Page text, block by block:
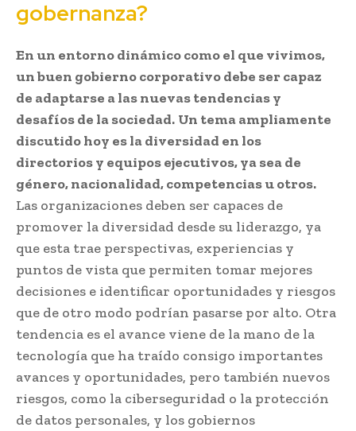
gobernanza?
En un entorno dinámico como el que vivimos,
un buen gobierno corporativo debe ser capaz
de adaptarse a las nuevas tendencias y
desafíos de la sociedad. Un tema ampliamente
discutido hoy es la diversidad en los
directorios y equipos ejecutivos, ya sea de
género, nacionalidad, competencias u otros.
Las organizaciones deben ser capaces de
promover la diversidad desde su liderazgo, ya
que esta trae perspectivas, experiencias y
puntos de vista que permiten tomar mejores
decisiones e identificar oportunidades y riesgos
que de otro modo podrían pasarse por alto. Otra
tendencia es el avance viene de la mano de la
tecnología que ha traído consigo importantes
avances y oportunidades, pero también nuevos
riesgos, como la ciberseguridad o la protección
de datos personales, y los gobiernos